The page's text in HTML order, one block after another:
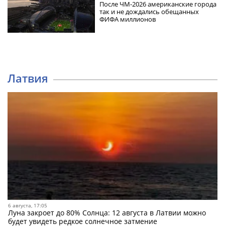
После ЧМ-2026 американские города
так и не дождались обещанных
ФИФА миллионов
Латвия
6 августа, 17:05
Луна закроет до 80% Солнца: 12 августа в Латвии можно
будет увидеть редкое солнечное затмение